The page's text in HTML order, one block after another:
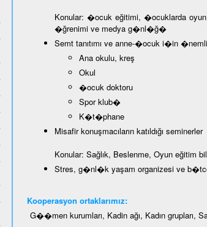
Konular: �ocuk eğitimi, �ocuklarda
�ğrenimi ve medya g�nl�ğ�
Semt tanıtımı ve anne-�ocuk i�in
Ana okulu, kreş
Okul
�ocuk doktoru
Spor klub�
K�t�phane
Misafir konuşmacıların katıldığı seminerler
Konular: Sağlık, Beslenme, Oyun eğitim
Stres, g�nl�k yaşam organizesi ve
Kooperasyon ortaklarımız:
G��men kurumları, Kadin ağı, Kadın grupları,